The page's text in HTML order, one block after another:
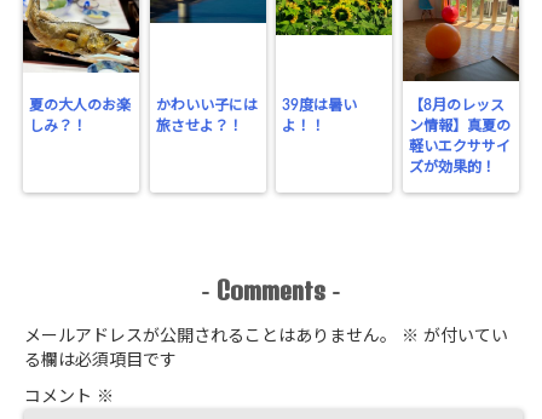
夏の大人のお楽
しみ？！
かわいい子には
旅させよ？！
39度は暑い
よ！！
【8月のレッス
ン情報】真夏の
軽いエクササイ
ズが効果的！
- Comments -
メールアドレスが公開されることはありません。 ※ が付いてい
る欄は必須項目です
コメント ※